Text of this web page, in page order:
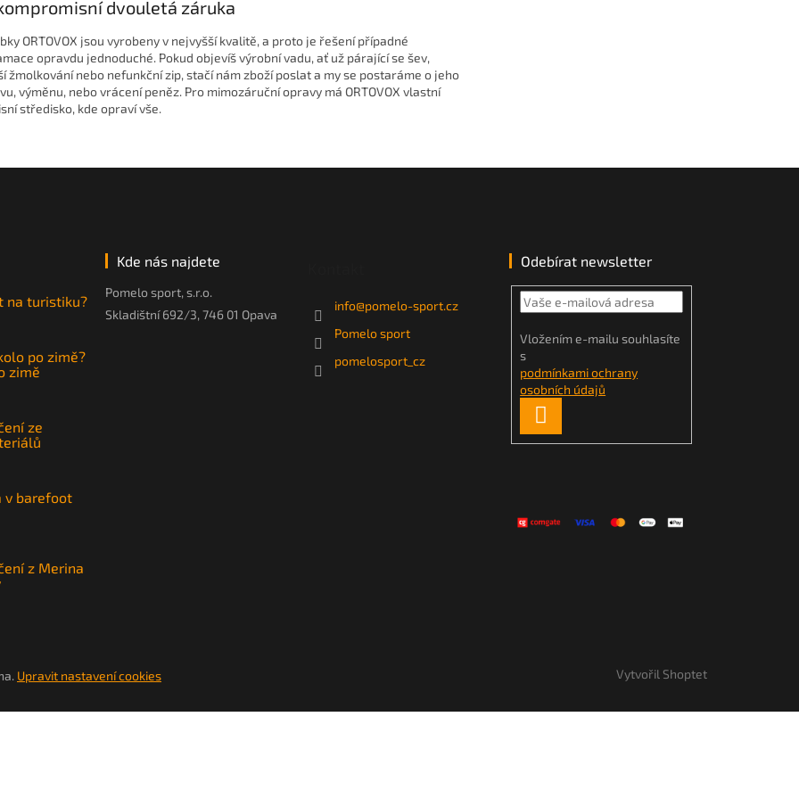
dvouletá záruka
ORTOVOX jsou vyrobeny v nejvyšší kvalitě, a proto je řešení případné
opravdu jednoduché. Pokud objevíš výrobní vadu, ať už párající se šev,
žmolkování nebo nefunkční zip, stačí nám zboží poslat a my se postaráme o jeho
výměnu, nebo vrácení peněz. Pro mimozáruční opravy má ORTOVOX vlastní
středisko, kde opraví vše.
na turistiku?
po zimě?
zimě
ze
v barefoot
z Merina
Kde nás najdete
Pomelo sport, s.r.o.
Skladištní 692/3, 746 01 Opava
info@pomelo-sport.cz
Pomelo sport
pomelosport_cz
Odebírat newsletter
Vložením e-mailu souhlasíte
s
podmínkami ochrany
osobních údajů
SE
Vytvořil Shoptet
Upravit nastavení cookies